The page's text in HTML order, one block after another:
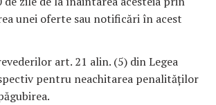
unei oferte sau notificări în acest
art. 21 alin. (5) din Legea
pentru neachitarea penalităților